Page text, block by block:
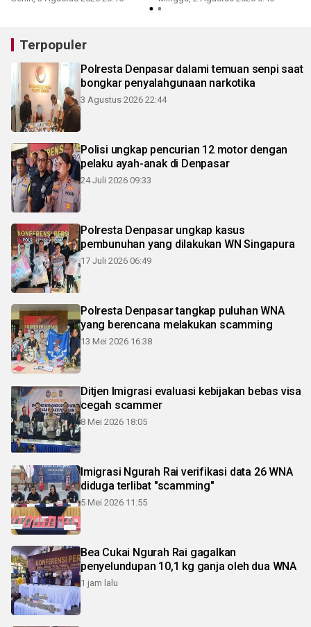
Terpopuler
Polresta Denpasar dalami temuan senpi saat
bongkar penyalahgunaan narkotika
3 Agustus 2026 22:44
Polisi ungkap pencurian 12 motor dengan
pelaku ayah-anak di Denpasar
24 Juli 2026 09:33
Polresta Denpasar ungkap kasus
pembunuhan yang dilakukan WN Singapura
17 Juli 2026 06:49
Polresta Denpasar tangkap puluhan WNA
yang berencana melakukan scamming
13 Mei 2026 16:38
Ditjen Imigrasi evaluasi kebijakan bebas visa
cegah scammer
8 Mei 2026 18:05
Imigrasi Ngurah Rai verifikasi data 26 WNA
diduga terlibat "scamming"
5 Mei 2026 11:55
Bea Cukai Ngurah Rai gagalkan
penyelundupan 10,1 kg ganja oleh dua WNA
1 jam lalu